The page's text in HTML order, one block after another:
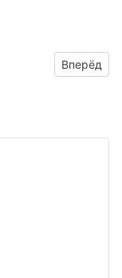
праздникВперёд